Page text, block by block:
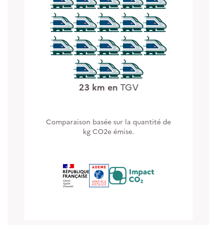
23 km en TGV
Comparaison basée sur la quantité de
kg CO2e émise.